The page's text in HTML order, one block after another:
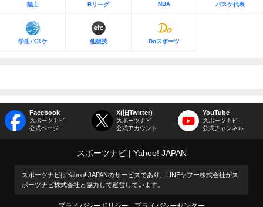
陸上 Bリーグ NBA バスケ代表
学生バスケ 他競技 Doスポーツ
Facebook
スポーツナビ
公式ページ
X(旧Twitter)
スポーツナビ
公式アカウント
YouTube
スポーツナビ
公式チャンネル
スポーツナビ Yahoo! JAPAN
スポーツナビはYahoo! JAPANのサービスであり、LINEヤフー株式会社がス
ポーツナビ株式会社と協力して運営しています。